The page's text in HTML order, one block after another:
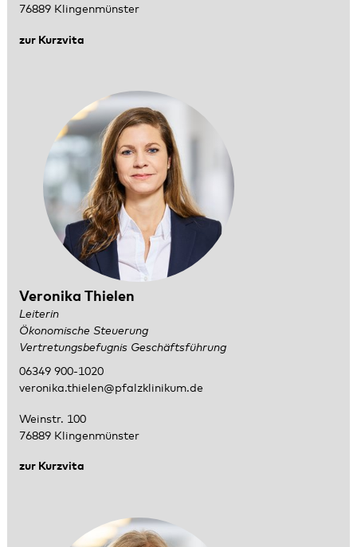
76889 Klingenmünster
zur Kurzvita
Veronika Thielen
Leiterin
Ökonomische Steuerung
Vertretungsbefugnis Geschäftsführung
06349 900-1020
veronika.thielen@pfalzklinikum.de
Weinstr. 100
76889 Klingenmünster
zur Kurzvita